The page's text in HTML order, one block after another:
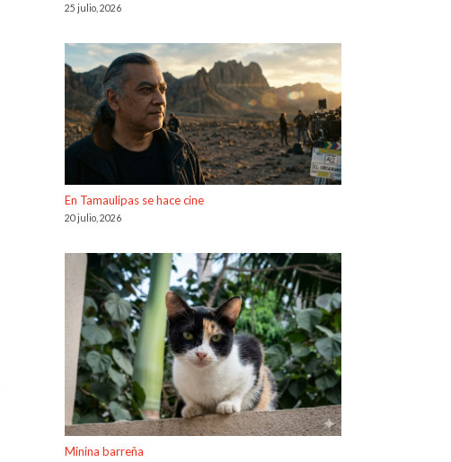
25 julio, 2026
En Tamaulipas se hace cine
20 julio, 2026
Minina barreña